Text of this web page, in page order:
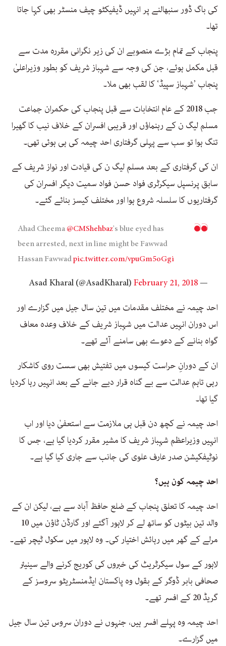
کی باگ ڈور سنبھالنے پر انہیں ڈیفیکٹو چیف منسٹر بھی کہا جاتا
تھا۔
پنجاب کے تمام بڑے منصوبے ان کی زیر نگرانی مقررہ مدت سے
قبل مکمل ہوئے، جن کی وجہ سے شہباز شریف کو بطور وزیراعلیٰ
پنجاب ’شہباز سپیڈ‘ کا لقب بھی ملا۔
جب 2018 کے عام انتخابات سے قبل پنجاب کی حکمران جماعت
مسلم لیگ ن کے رہنماؤں اور قریبی افسران کے خلاف نیب کا گھیرا
تنگ ہوا تو سب سے پہلی گرفتاری احد چیمہ کی ہی ہوئی تھی۔
ان کی گرفتاری کے بعد مسلم لیگ ن کی قیادت اور نواز شریف کے
سابق پرنسپل سیکرٹری فواد حسن فواد سمیت دیگر افسران کی
گرفتاریوں کا سلسلہ شروع ہوا اور مختلف کیسز بنائے گئے۔
Ahad Cheema@CMShehbaz's blue eyed has
been arrested, next in line might be Fawwad
Hassan Fawwadpic.twitter.com/vpuGm5oGgi
— Asad Kharal (@AsadKharal)
February 21, 2018
احد چیمہ نے مختلف مقدمات میں تین سال جیل میں گزارے اور
اس دوران انہیں عدالت میں شہباز شریف کے خلاف وعدہ معاف
گواہ بنانے کے دعوے بھی سامنے آئے تھے۔
ان کے دورانِ حراست کیسوں میں تفتیش بھی سست روی کاشکار
رہی تاہم عدالت سے بے گناہ قرار دیے جانے کے بعد انہیں رہا کردیا
گیا تھا۔
احد چیمہ نے کچھ دن قبل ہی ملازمت سے استعفیٰ دیا اور اب
انہیں وزیراعظم شہباز شریف کا مشیر مقرر کردیا گیا ہے، جس کا
نوٹیفکیشن صدر عارف علوی کی جانب سے جاری کیا گیا ہے۔
احد چیمہ کون ہیں؟
احد چیمہ کا تعلق پنجاب کے ضلع حافظ آباد سے ہے، لیکن ان کے
والد تین بیٹوں کو ساتھ لے کر لاہور آگئے اور گارڈن ٹاؤن میں 10
مرلے کے گھر میں رہائش اختیار کی۔ وہ لاہور میں سکول ٹیچر تھے۔
لاہور کے سول سیکرٹریٹ کی خبروں کی کوریج کرنے والے سینیئر
صحافی بابر ڈوگر کے بقول وہ پاکستان ایڈمنسٹریٹو سروسز کے
گریڈ 20 کے افسر تھے۔
احد چیمہ وہ پہلے افسر ہیں، جنہوں نے دوران سروس تین سال جیل
میں گزارے۔